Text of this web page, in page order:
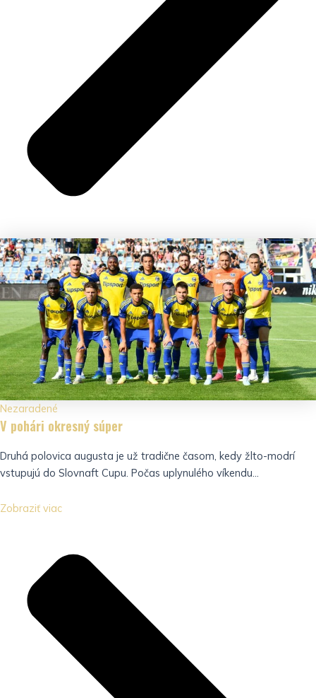
Nezaradené
V pohári okresný súper
Druhá polovica augusta je už tradične časom, kedy žlto-modrí
vstupujú do Slovnaft Cupu. Počas uplynulého víkendu...
Zobraziť viac